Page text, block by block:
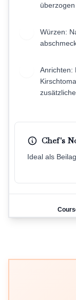
überzogen
Würzen:
Anrichten:
Chef's
Ideal als